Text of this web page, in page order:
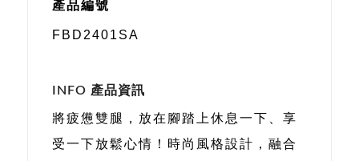
產品編號
FBD2401SA
INFO 產品資訊
將疲憊雙腿，放在腳踏上休息一下、享
受一下放鬆心情！時尚風格設計，融合